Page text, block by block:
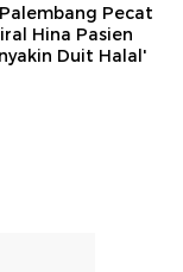
Pecat
Hina Pasien
Duit Halal'